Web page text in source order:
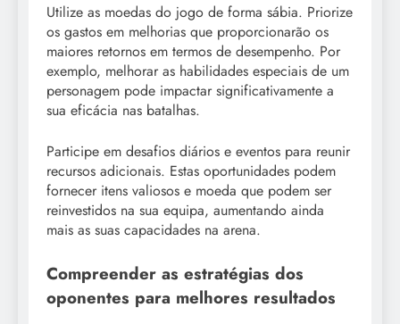
Utilize as moedas do jogo de forma sábia. Priorize
os gastos em melhorias que proporcionarão os
maiores retornos em termos de desempenho. Por
exemplo, melhorar as habilidades especiais de um
personagem pode impactar significativamente a
sua eficácia nas batalhas.
Participe em desafios diários e eventos para reunir
recursos adicionais. Estas oportunidades podem
fornecer itens valiosos e moeda que podem ser
reinvestidos na sua equipa, aumentando ainda
mais as suas capacidades na arena.
Compreender as estratégias dos
oponentes para melhores resultados